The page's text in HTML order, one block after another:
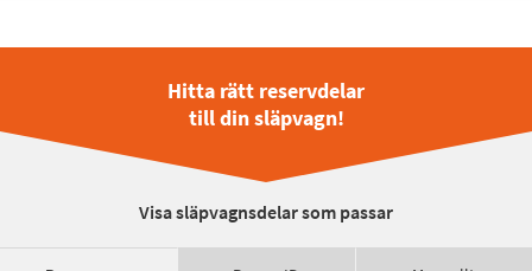
Hitta rätt reservdelar
till din släpvagn!
Visa släpvagnsdelar som passar